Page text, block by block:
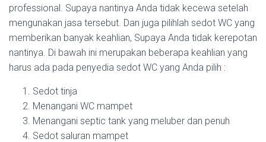
professional. Supaya nantinya Anda tidak kecewa setelah
mengunakan jasa tersebut. Dan juga pilihlah sedot WC yang
memberikan banyak keahlian, Supaya Anda tidak kerepotan
nantinya. Di bawah ini merupakan beberapa keahlian yang
harus ada pada penyedia sedot WC yang Anda pilih :
Sedot tinja
Menangani WC mampet
Menangani septic tank yang meluber dan penuh
Sedot saluran mampet